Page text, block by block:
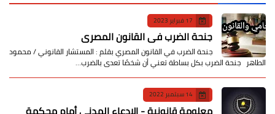
17 فبراير 2023
جنحة الضرب في القانون المصري
جنحة الضرب في القانون المصري بقلم : المستشار القانوني / محمود
الطاهر جنحة الضرب بكل بساطة تعني أن شخصًا تعدى بالضرب…
14 سبتمبر 2022